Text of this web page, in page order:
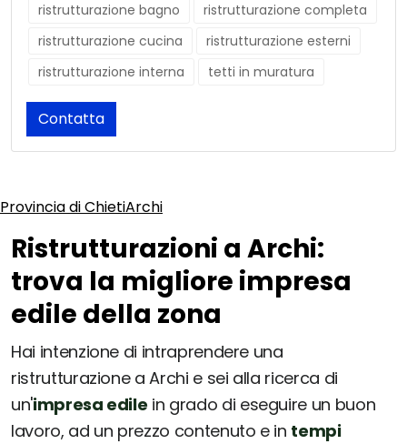
ristrutturazione bagno
ristrutturazione completa
ristrutturazione cucina
ristrutturazione esterni
ristrutturazione interna
tetti in muratura
Contatta
Provincia di ChietiArchi
Ristrutturazioni a Archi:
trova la migliore impresa
edile della zona
Hai intenzione di intraprendere una
ristrutturazione a Archi e sei alla ricerca di
un'impresa edile in grado di eseguire un buon
lavoro, ad un prezzo contenuto e in tempi